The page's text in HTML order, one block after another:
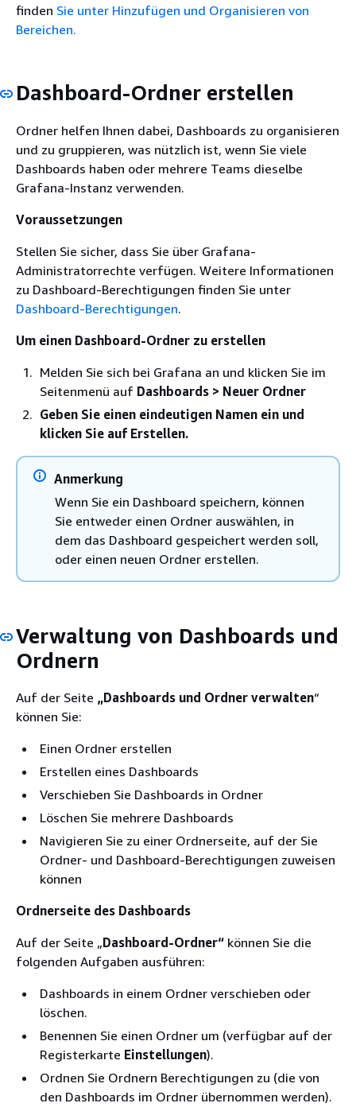
finden Sie unter Hinzufügen und Organisieren von
Bereichen.
Dashboard-Ordner erstellen
Ordner helfen Ihnen dabei, Dashboards zu organisieren
und zu gruppieren, was nützlich ist, wenn Sie viele
Dashboards haben oder mehrere Teams dieselbe
Grafana-Instanz verwenden.
Voraussetzungen
Stellen Sie sicher, dass Sie über Grafana-
Administratorrechte verfügen. Weitere Informationen
zu Dashboard-Berechtigungen finden Sie unter
Dashboard-Berechtigungen.
Um einen Dashboard-Ordner zu erstellen
Melden Sie sich bei Grafana an und klicken Sie im
Seitenmenü auf Dashboards > Neuer Ordner
Geben Sie einen eindeutigen Namen ein und
klicken Sie auf Erstellen.
Anmerkung
Wenn Sie ein Dashboard speichern, können
Sie entweder einen Ordner auswählen, in
dem das Dashboard gespeichert werden soll,
oder einen neuen Ordner erstellen.
Verwaltung von Dashboards und
Ordnern
Auf der Seite „Dashboards und Ordner verwalten“
können Sie:
Einen Ordner erstellen
Erstellen eines Dashboards
Verschieben Sie Dashboards in Ordner
Löschen Sie mehrere Dashboards
Navigieren Sie zu einer Ordnerseite, auf der Sie
Ordner- und Dashboard-Berechtigungen zuweisen
können
Ordnerseite des Dashboards
Auf der Seite „Dashboard-Ordner“ können Sie die
folgenden Aufgaben ausführen:
Dashboards in einem Ordner verschieben oder
löschen.
Benennen Sie einen Ordner um (verfügbar auf der
Registerkarte Einstellungen).
Ordnen Sie Ordnern Berechtigungen zu (die von
den Dashboards im Ordner übernommen werden).